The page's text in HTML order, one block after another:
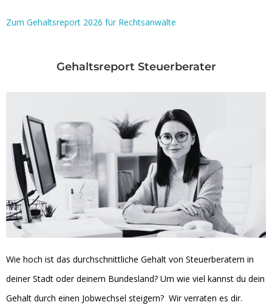
Zum Gehaltsreport 2026 für Rechtsanwälte
Gehaltsreport Steuerberater
Wie hoch ist das durchschnittliche Gehalt von Steuerberatern in
deiner Stadt oder deinem Bundesland? Um wie viel kannst du dein
Gehalt durch einen Jobwechsel steigern? Wir verraten es dir.